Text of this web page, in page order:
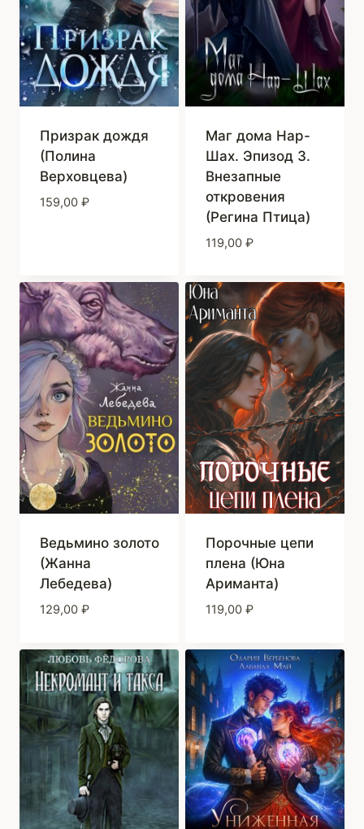
Призрак дождя
(Полина
Верховцева)
159,00 ₽
Маг дома Нар-
Шах. Эпизод 3.
Внезапные
откровения
(Регина Птица)
119,00 ₽
Ведьмино золото
(Жанна
Лебедева)
129,00 ₽
Порочные цепи
плена (Юна
Ариманта)
119,00 ₽